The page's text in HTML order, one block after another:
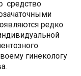
средство
редко
гинекологу